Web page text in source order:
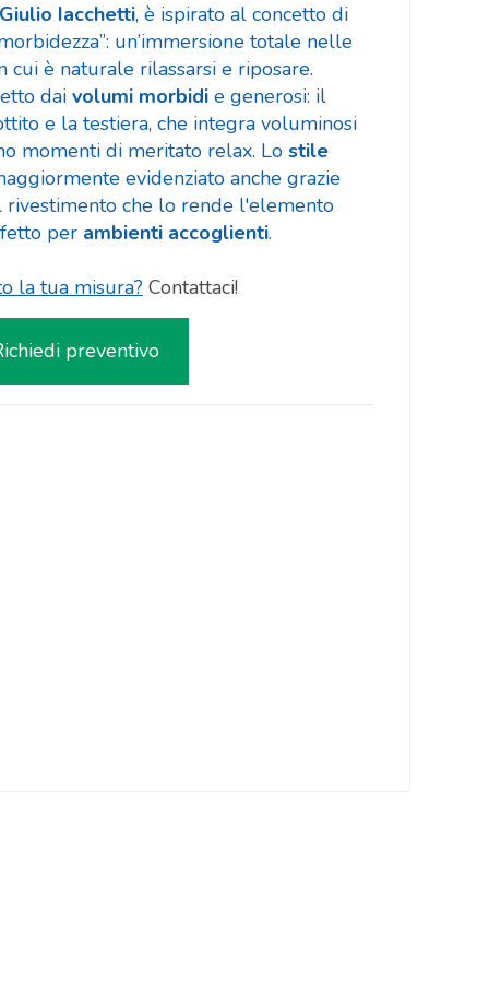
Iacchetti, è ispirato al concetto di
un’immersione totale nelle
cui è naturale rilassarsi e riposare.
dai volumi morbidie generosi: il
e la testiera, che integra voluminosi
momenti di meritato relax. Lo stile
evidenziato anche grazie
che lo rende l'elemento
per ambienti accoglienti.
la tua misura? Contattaci!